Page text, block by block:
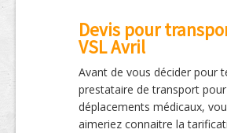
Devis pour
VSL Avril
Avant de vous décider pour
prestataire de transport
déplacements médicaux,
aimeriez connaitre la